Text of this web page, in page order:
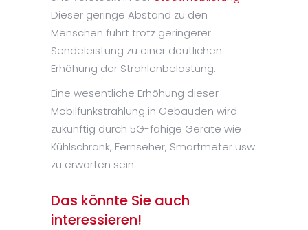
Dieser geringe Abstand zu den
Menschen führt trotz geringerer
Sendeleistung zu einer deutlichen
Erhöhung der Strahlenbelastung.
Eine wesentliche Erhöhung dieser
Mobilfunkstrahlung in Gebäuden wird
zukünftig durch 5G-fähige Geräte wie
Kühlschrank, Fernseher, Smartmeter usw.
zu erwarten sein.
Das könnte Sie auch
interessieren!